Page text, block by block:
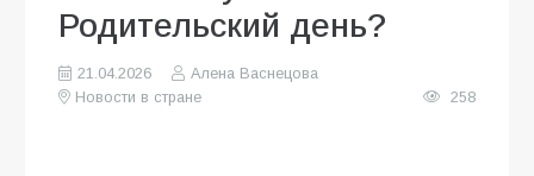
Родительский день?
21.04.2026
Алена Васнецова
Новости в стране
258